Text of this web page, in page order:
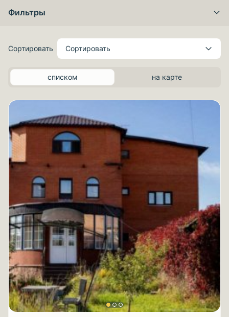
Фильтры
Сортировать Сортировать
списком на карте